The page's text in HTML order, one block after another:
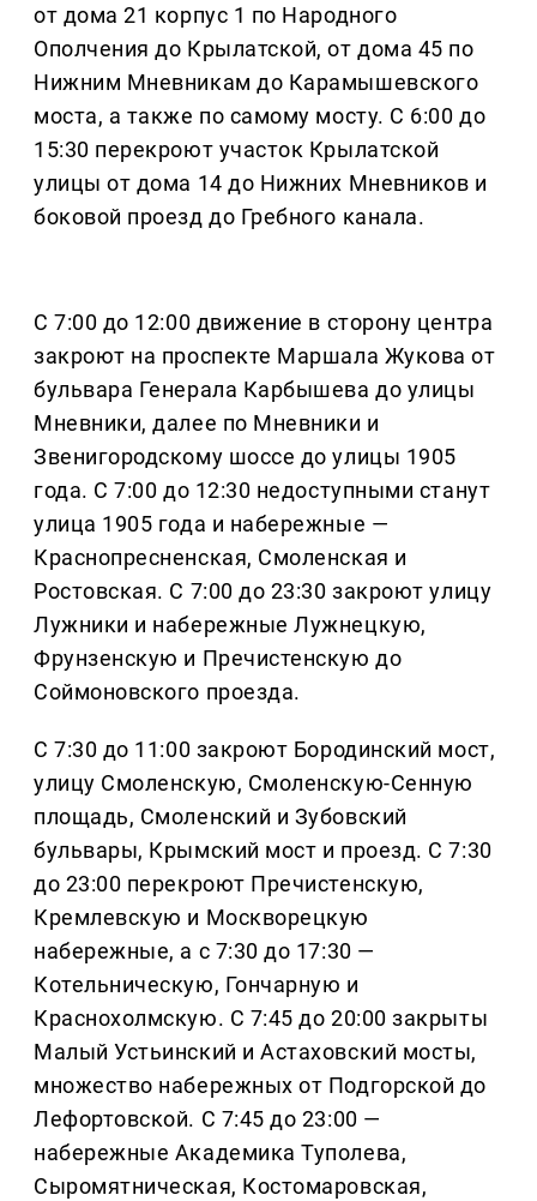
от дома 21 корпус 1 по Народного
Ополчения до Крылатской, от дома 45 по
Нижним Мневникам до Карамышевского
моста, а также по самому мосту. С 6:00 до
15:30 перекроют участок Крылатской
улицы от дома 14 до Нижних Мневников и
боковой проезд до Гребного канала.
С 7:00 до 12:00 движение в сторону центра
закроют на проспекте Маршала Жукова от
бульвара Генерала Карбышева до улицы
Мневники, далее по Мневники и
Звенигородскому шоссе до улицы 1905
года. С 7:00 до 12:30 недоступными станут
улица 1905 года и набережные —
Краснопресненская, Смоленская и
Ростовская. С 7:00 до 23:30 закроют улицу
Лужники и набережные Лужнецкую,
Фрунзенскую и Пречистенскую до
Соймоновского проезда.
С 7:30 до 11:00 закроют Бородинский мост,
улицу Смоленскую, Смоленскую-Сенную
площадь, Смоленский и Зубовский
бульвары, Крымский мост и проезд. С 7:30
до 23:00 перекроют Пречистенскую,
Кремлевскую и Москворецкую
набережные, а с 7:30 до 17:30 —
Котельническую, Гончарную и
Краснохолмскую. С 7:45 до 20:00 закрыты
Малый Устьинский и Астаховский мосты,
множество набережных от Подгорской до
Лефортовской. С 7:45 до 23:00 —
набережные Академика Туполева,
Сыромятническая, Костомаровская,